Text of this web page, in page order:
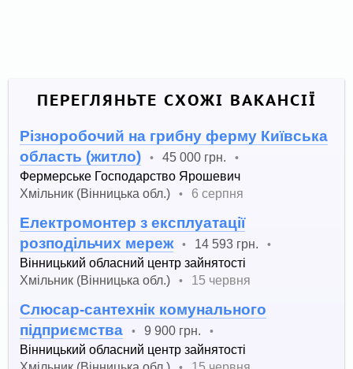
ПЕРЕГЛЯНЬТЕ СХОЖІ ВАКАНСІЇ
Різноробочий на грибну ферму Київська
область (житло)
• 45 000 грн. •
Фермерське Господарство Ярошевич
Хмільник (Вінницька обл.)
• 6 серпня
Електромонтер з експлуатації
розподільчих мереж
• 14 593 грн. •
Вінницький обласний центр зайнятості
Хмільник (Вінницька обл.)
• 15 червня
Слюсар-сантехнік комунального
підприємства
• 9 900 грн. •
Вінницький обласний центр зайнятості